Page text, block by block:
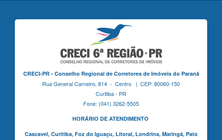
CRECI-PR - Conselho Regional de Corretores de Imóveis do Paraná
Rua General Carneiro, 814 - Centro | CEP: 80060-150
Curitiba - PR
Fone: (041) 3262-5505
HORÁRIO DE ATENDIMENTO
Cascavel, Curitiba,Foz do Iguaçu, Litoral, Londrina, Maringá, Pato